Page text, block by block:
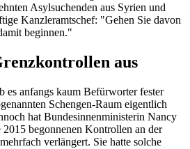
Asylsuchenden aus Syrien und
Kanzleramtschef: "Gehen Sie davon
beginnen."
aus
es anfangs kaum Befürworter fester
Schengen-Raum eigentlich
hat Bundesinnenministerin Nancy
begonnenen Kontrollen an der
verlängert. Sie hatte solche